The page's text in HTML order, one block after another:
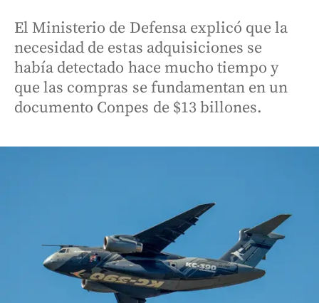
El Ministerio de Defensa explicó que la
necesidad de estas adquisiciones se
había detectado hace mucho tiempo y
que las compras se fundamentan en un
documento Conpes de $13 billones.